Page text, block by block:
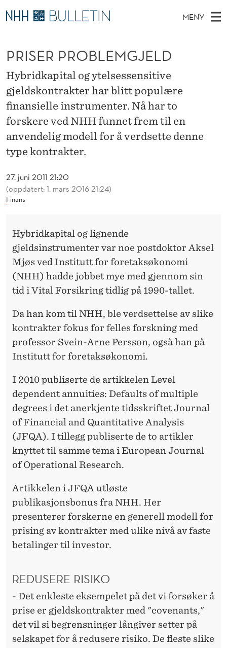
P
R
S
E
R
P
R
O
B
L
MENY
V
E
D
M
E
N
Y
K
I
E
T
T
S
T
E
D
E
Stipendiater og nye forskerprofiler
Disputaser
Ekspertutvalg
Om Bulletin
27. juni 2011 21:20
(oppdatert: 1. mars 2016 21:24)
Finans
PRISER PROBLEMGJELD
Hybridkapital og ytelsessensitive
gjeldskontrakter har blitt populære
finansielle instrumenter. Nå har to
forskere ved NHH funnet frem til en
anvendelig modell for å verdsette denne
type kontrakter.
Hybridkapital og lignende
gjeldsinstrumenter var noe postdoktor Aksel
Mjøs ved Institutt for foretaksøkonomi
(NHH) hadde jobbet mye med gjennom sin
tid i Vital Forsikring tidlig på 1990-tallet.
Da han kom til NHH, ble verdsettelse av slike
kontrakter fokus for felles forskning med
professor Svein-Arne Persson, også han på
Institutt for foretaksøkonomi.
I 2010 publiserte de artikkelen Level
dependent annuities: Defaults of multiple
degrees i det anerkjente tidsskriftet Journal
of Financial and Quantitative Analysis
(JFQA). I tillegg publiserte de to artikler
knyttet til samme tema i European Journal
of Operational Research.
Artikkelen i JFQA utløste
publikasjonsbonus fra NHH. Her
presenterer forskerne en generell modell for
prising av kontrakter med ulike nivå av faste
betalinger til investor.
REDUSERE RISIKO
- Det enkleste eksempelet på det vi forsøker å
prise er gjeldskontrakter med "covenants,"
det vil si begrensninger långiver setter på
selskapet for å redusere risiko. De fleste slike